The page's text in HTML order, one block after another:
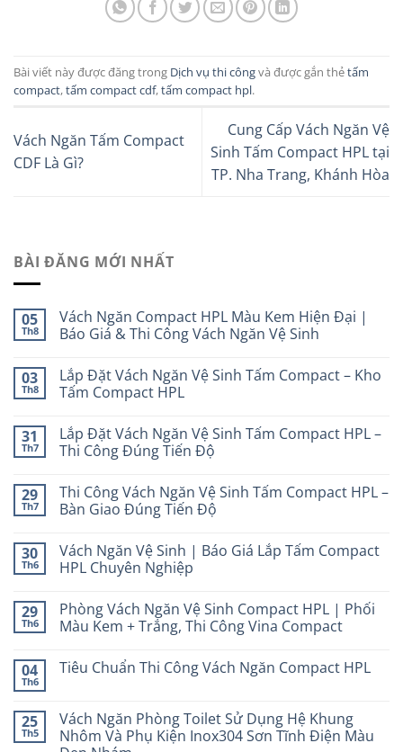
Bài viết này được đăng trong Dịch vụ thi côngvà được gắn thẻtấm
compact,tấm compact cdf,tấm compact hpl.
Vách Ngăn Tấm Compact
CDF Là Gì?
Cung Cấp Vách Ngăn Vệ
Sinh Tấm Compact HPL tại
TP. Nha Trang, Khánh Hòa
BÀI ĐĂNG MỚI NHẤT
05
Th8
Vách Ngăn Compact HPL Màu Kem Hiện Đại |
Báo Giá & Thi Công Vách Ngăn Vệ Sinh
03
Th8
Lắp Đặt Vách Ngăn Vệ Sinh Tấm Compact – Kho
Tấm Compact HPL
31
Th7
Lắp Đặt Vách Ngăn Vệ Sinh Tấm Compact HPL –
Thi Công Đúng Tiến Độ
29
Th7
Thi Công Vách Ngăn Vệ Sinh Tấm Compact HPL –
Bàn Giao Đúng Tiến Độ
30
Th6
Vách Ngăn Vệ Sinh | Báo Giá Lắp Tấm Compact
HPL Chuyên Nghiệp
29
Th6
Phòng Vách Ngăn Vệ Sinh Compact HPL | Phối
Màu Kem + Trắng, Thi Công Vina Compact
04
Th6
Tiêu Chuẩn Thi Công Vách Ngăn Compact HPL
25
Th5
Vách Ngăn Phòng Toilet Sử Dụng Hệ Khung
Nhôm Và Phụ Kiện Inox304 Sơn Tĩnh Điện Màu